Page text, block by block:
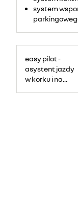
system
easy pilot -
asystent jazdy
w korku i na